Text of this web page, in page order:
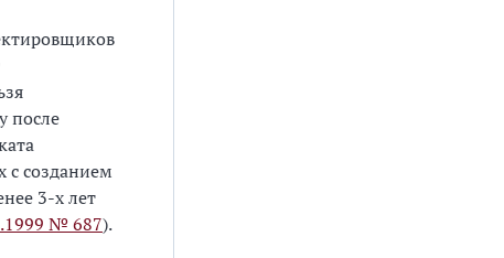
после
с созданием
3-х лет
№ 687).